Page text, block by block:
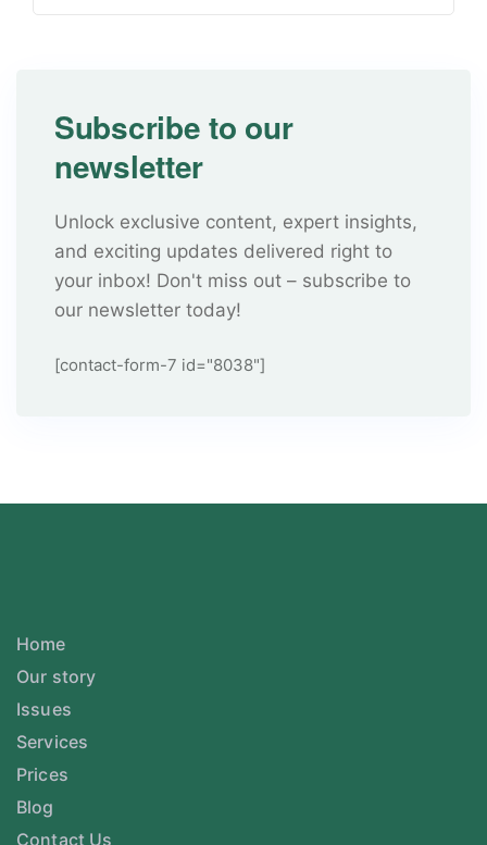
Subscribe to our
newsletter
Unlock exclusive content, expert insights,
and exciting updates delivered right to
your inbox! Don't miss out – subscribe to
our newsletter today!
[contact-form-7 id="8038"]
Home
Our story
Issues
Services
Prices
Blog
Contact Us